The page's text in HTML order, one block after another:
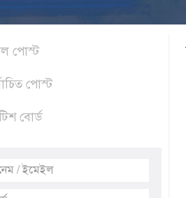
পোস্ট
পোস্ট
বোর্ড